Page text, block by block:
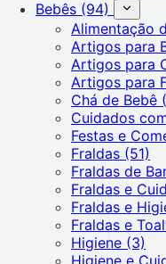
Bebês (94)
Alimentação
Artigos para
Artigos para
Artigos para
Chá de Bebê
Cuidados
Festas e
Fraldas (51)
Fraldas de
Fraldas e
Fraldas e
Fraldas e
Higiene (3)
Higiene e